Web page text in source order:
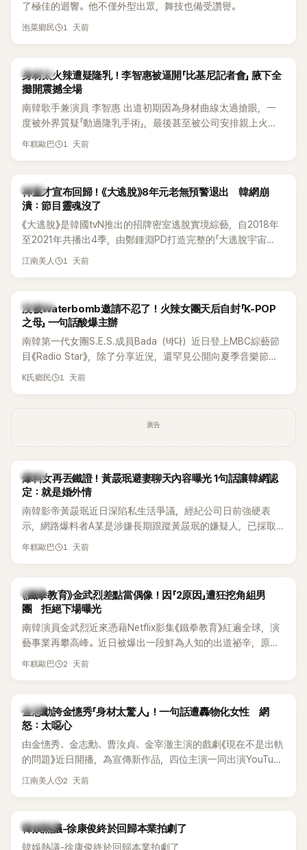
了極佳的迴響。他不僅外型出眾，舞技也備受讚譽。
泡菜鄉民 1 天前
K-POP
身材太火辣遭疑隆乳！李智惠被逼開「比基尼記者會」 腋下全
攤開震撼全場
南韓歌手兼演員 李智惠 出道初期因為身材曲線太過搶眼，一
度被外界質疑「動過隆乳手術」，最後甚至被公司安排親上火
線，召開前所未見的「泳裝記者會」澄清。這場記者會後來還被
熱議。 2日播出的 SBS 綜藝節目《我的經紀人太難搞－秘書
鎮》，邀請同時兼顧工作與育兒的演藝圈代表「媽媽群」——李智
惠、李賢怡、李恩亨，以第13位「My Star」身分登場，分享最真
實的生活日常。 節目一開始，李瑞鎮 率先與李智惠會合，兩人
邊搭車邊聊天，氣氛輕鬆。聊到最近的新聞，李瑞鎮突然直球
發問：「妳不是上新聞了？說妳去做整形？是人中縮短手術嗎？」
延燒到過去的爭議。李瑞鎮脫口補刀：「妳以前不是還在游泳池
開過記者會？」直接點名她當年的風波。李智惠聽了忍不住笑
說：「哥怎麼連這個都知道？」李瑞鎮則回嘴：「那時候新聞鬧那
麼大，不知道才奇怪吧。」一來一往，氣氛反而更加輕鬆。 談到
當年情況，李智惠終於鬆口坦言，當時確實被質疑動過隆胸手
術。她回憶：「拍了比基尼照片之後，就開始被說是不是去隆乳
了。」為了澄清誤會，她只好親自站出來說清楚。 李智惠進一步
解釋，當時隆胸手術幾乎只有「腋下切開」一種方式，「所以我就
想，既然一直說我有做，那我乾脆把腋下給大家看，證明我根
召開了一場泳裝記者招待會。當時她穿著比基尼站在一排攝影
機前，面對媒體擺出各種姿勢，畫面至今仍被網友津津樂道。
這段為平息爭議、直接公開腋下畫面自證清白的往事再度被提
起，節目現場立刻充滿驚呼聲與笑聲，也再次讓人見識到她面
對流言時「豁出去」的直率性格。其實她過去也曾在 SBS 節目
《脫掉鞋子恢單4Men》 中，親自公開那張當年引發話題的「腋下
員身分出道，該團在 2000 年代初期紅極一時，由李智惠、徐
智英兩位女成員，以及張錫炫、Chris Kim 兩位男成員組成。不
過後來爆出長達四年的團內霸凌風波，甚至傳出徐智英母親對
李智惠言語辱罵、動手等爭議，最終團體於 2002 年解散。 團
體解散後，李智惠轉型 solo，靠著綜藝與歌唱實力持續活躍演
藝圈。據悉，她當年能加入 S#arp，也與 李尚敏 的賞識有關。
感情方面，李智惠於 2017 年與圈外男友結婚，婚後育有兩個
目，她經營的 YouTube 頻道也即將突破百萬訂閱，近年內容深
受網友喜愛，再度迎來事業第二春。
年糕歐巴 1 天前
韓星
神童才宣布回歸！《大逃脫》8年元老無預警退出 韓網崩
潰：節目靈魂沒了
《大逃脫》是韓國tvN推出的招牌密室逃脫實境綜藝，自2018年
至2021年共播出4季，由鄭鍾淵PD打造完整的「大逃脫宇宙
（DTCU）」，憑藉燒腦劇情、電影級場景與龐大世界觀，累積
江南美人 1 天前
K-POP
沒被Waterbomb邀請不忍了！火辣女團天后自封「K-POP
之母」 一句話酸爆主辦
南韓第一代女團S.E.S.成員Bada（바다）近日登上MBC綜藝節
目《Radio Star》，除了分享近況，還罕見公開向夏季音樂節
Waterbomb喊話，笑稱自己至今從未受邀演出，更幽默表示：
K氏鄉民 1 天前
廣告
韓星
爆料女再丟鐵證！黃晸珉避妻聊天內容曝光 1句話讓韓網認
定：就是婚外情
南韓影帝黃晸珉近日深陷私生活爭議，經紀公司日前強硬表
示，網路爆料者A某是涉嫌長期跟蹤黃晸珉的嫌疑人，已採取
法律行動。不過，A某並未因此停止發聲，5日再度透過社群平
年糕歐巴 1 天前
韓星
《鐵拳教育》金武烈差點當偶像！因「2原因」遭狂挖角組男
團 拒絕下場曝光
南韓演員金武烈近來憑藉Netflix影集《鐵拳教育》紅遍全球，演
藝事業再攀高峰。近日被爆出一段鮮為人知的出道祕辛，原來
他當年差點不是以演員身分出道，而是成為男團偶像的一員。
年糕歐巴 2 天前
韓星
金志勳誇金憓秀「身材太驚人」！一句話遭轟物化女性 網
怒：太噁心
由金憓秀、金志勳、曹汝貞、金宰澈主演的戲劇《現在不是出軌
的問題》近日開播，為宣傳新作品，四位主演一同出演YouTube
節目，不料訪談中的一段發言卻意外掀起爭議。不少網友認
江南美人 2 天前
熱議討論
韓娛熱議-徐康俊終於回歸本業拍劇了
韓娛熱議-徐康俊終於回歸本業拍劇了